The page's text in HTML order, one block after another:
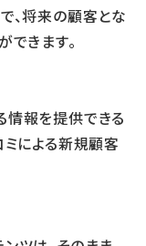
、将来の顧客とな
できます。
報を提供できる
ミによる新規顧客